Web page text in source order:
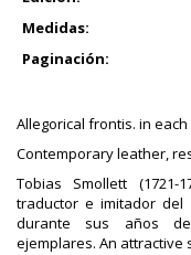
Medidas:
Paginación:
Allegorical frontis. in
Contemporary leather,
Tobias Smollett (1721-
traductor e imitador del
durante sus años
ejemplares. An attractive